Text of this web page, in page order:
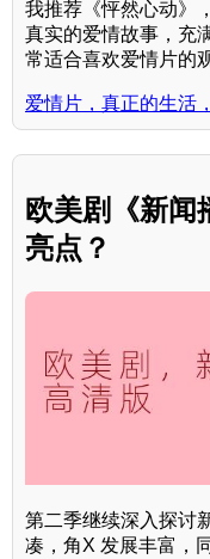
我推荐《怦然心动》
真实的爱情故事，充
常适合喜欢爱情片的
爱情片，真正的生活
欧美剧《新闻
亮点？
第二季继续深入探讨
凑，角X 发展丰富，